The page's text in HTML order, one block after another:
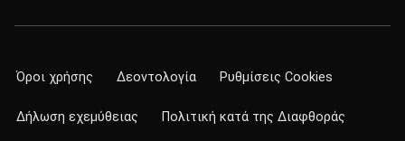
Όροι χρήσης Δεοντολογία Ρυθμίσεις Cookies
Δήλωση εχεμύθειας Πολιτική κατά της Διαφθοράς